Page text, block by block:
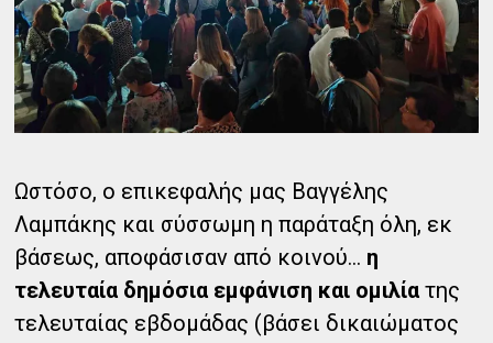
Ωστόσο, ο επικεφαλής μας Βαγγέλης
Λαμπάκης και σύσσωμη η παράταξη όλη, εκ
βάσεως, αποφάσισαν από κοινού... η
τελευταία δημόσια εμφάνιση και ομιλία της
τελευταίας εβδομάδας (βάσει δικαιώματος